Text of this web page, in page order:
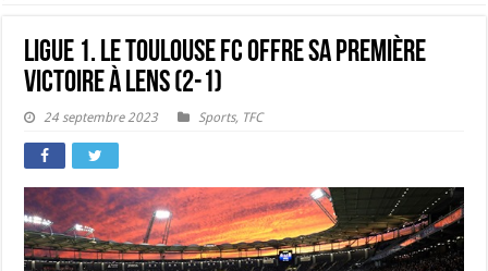
Ligue 1. Le Toulouse FC offre sa première
victoire à Lens (2-1)
24 septembre 2023 Sports, TFC